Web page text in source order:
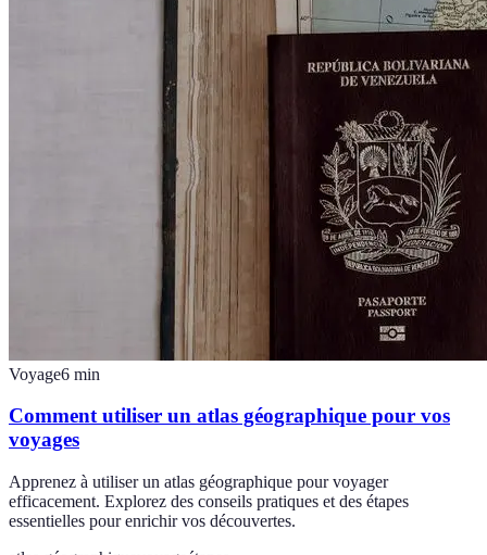
Voyage6 min
Comment utiliser un atlas géographique pour vos
voyages
Apprenez à utiliser un atlas géographique pour voyager
efficacement. Explorez des conseils pratiques et des étapes
essentielles pour enrichir vos découvertes.